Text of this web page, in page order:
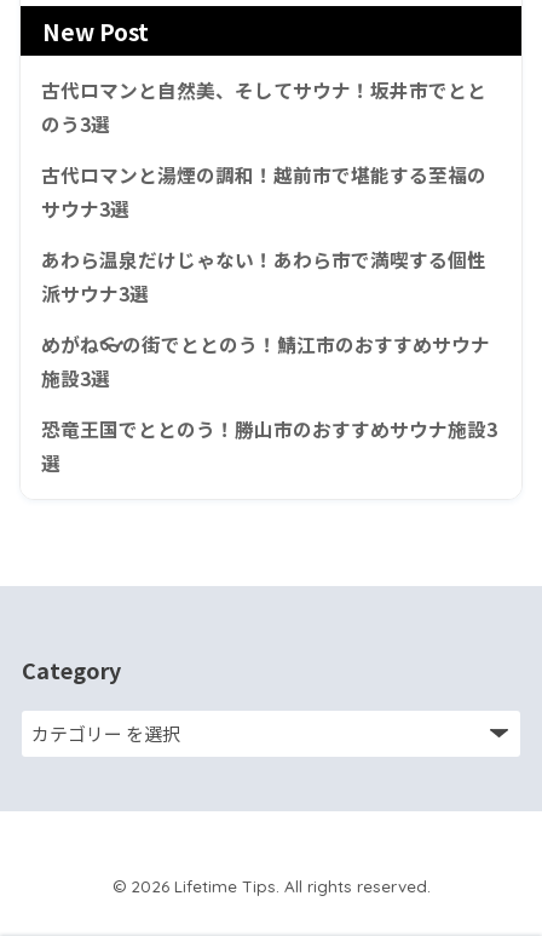
New Post
古代ロマンと自然美、そしてサウナ！坂井市でとと
のう3選
古代ロマンと湯煙の調和！越前市で堪能する至福の
サウナ3選
あわら温泉だけじゃない！あわら市で満喫する個性
派サウナ3選
めがね👓の街でととのう！鯖江市のおすすめサウナ
施設3選
恐竜王国でととのう！勝山市のおすすめサウナ施設3
選
Category
© 2026 Lifetime Tips. All rights reserved.